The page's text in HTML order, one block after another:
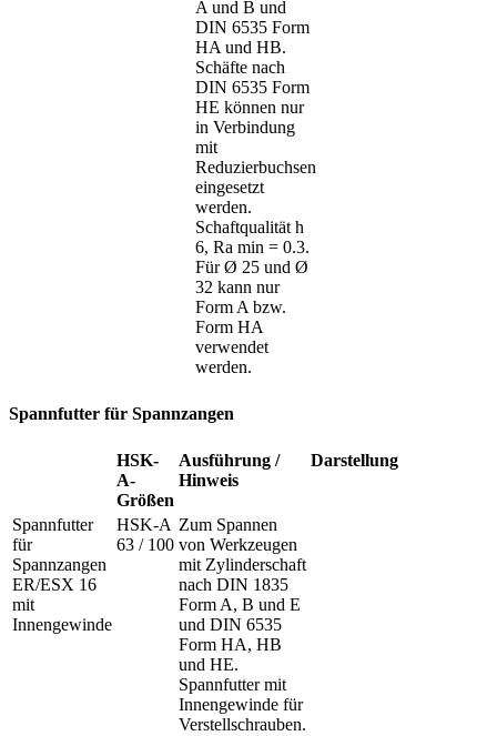
A und B und
DIN 6535 Form
HA und HB.
Schäfte nach
DIN 6535 Form
HE können nur
in Verbindung
mit
Reduzierbuchsen
eingesetzt
werden.
Schaftqualität h
6, Ra min = 0.3.
Für Ø 25 und Ø
32 kann nur
Form A bzw.
Form HA
verwendet
werden.
Spannfutter für Spannzangen
HSK-
A-
Größen
Ausführung /
Hinweis
Darstellung
Spannfutter
für
Spannzangen
ER/ESX 16
mit
Innengewinde
HSK-A
63 / 100
Zum Spannen
von Werkzeugen
mit Zylinderschaft
nach DIN 1835
Form A, B und E
und DIN 6535
Form HA, HB
und HE.
Spannfutter mit
Innengewinde für
Verstellschrauben.